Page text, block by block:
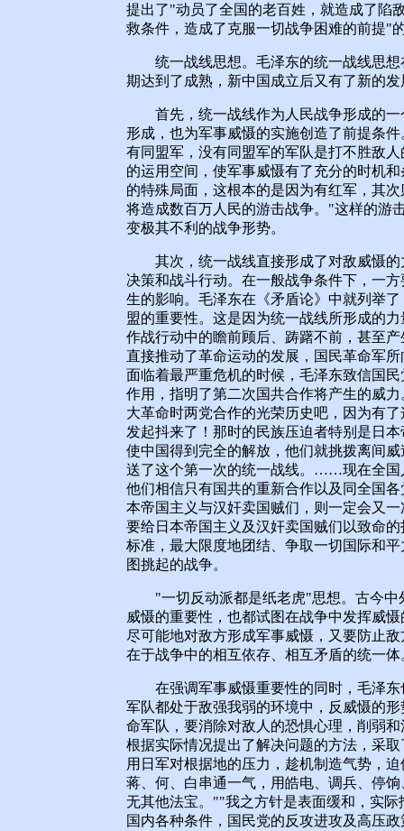
提出了"动员了全国的老百姓，就造成了陷
救条件，造成了克服一切战争困难的前提"
统一战线思想。毛泽东的统一战线思想
期达到了成熟，新中国成立后又有了新的
首先，统一战线作为人民战争形成的一
形成，也为军事威慑的实施创造了前提条
有同盟军，没有同盟军的军队是打不胜敌
的运用空间，使军事威慑有了充分的时机
的特殊局面，这根本的是因为有红军，其
将造成数百万人民的游击战争。"这样的游
变极其不利的战争形势。
其次，统一战线直接形成了对敌威慑的
决策和战斗行动。在一般战争条件下，一
生的影响。毛泽东在《矛盾论》中就列举
盟的重要性。这是因为统一战线所形成的
作战行动中的瞻前顾后、踌躇不前，甚至
直接推动了革命运动的发展，国民革命军
面临着最严重危机的时候，毛泽东致信国
作用，指明了第二次国共合作将产生的威
大革命时两党合作的光荣历史吧，因为有
发起抖来了！那时的民族压迫者特别是日
使中国得到完全的解放，他们就挑拨离间
送了这个第一次的统一战线。……现在全国
他们相信只有国共的重新合作以及同全国
本帝国主义与汉奸卖国贼们，则一定会又
要给日本帝国主义及汉奸卖国贼们以致命
标准，最大限度地团结、争取一切国际和
图挑起的战争。
"一切反动派都是纸老虎"思想。古今中
威慑的重要性，也都试图在战争中发挥威
尽可能地对敌方形成军事威慑，又要防止
在于战争中的相互依存、相互矛盾的统一体
在强调军事威慑重要性的同时，毛泽东
军队都处于敌强我弱的环境中，反威慑的
命军队，要消除对敌人的恐惧心理，削弱
根据实际情况提出了解决问题的方法，采
用日军对根据地的压力，趁机制造气势，
蒋、何、白串通一气，用皓电、调兵、停
无其他法宝。""我之方针是表面缓和，实
国内各种条件，国民党的反攻进攻及高压